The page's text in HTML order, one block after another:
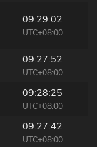
09:29:02
UTC+08:00
09:27:52
UTC+08:00
09:28:25
UTC+08:00
09:27:42
UTC+08:00